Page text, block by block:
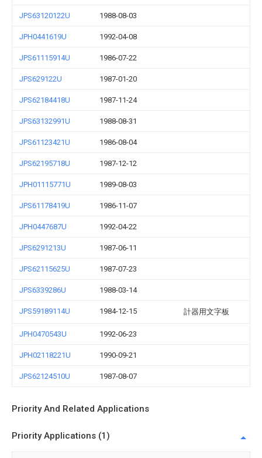
JPS63120122U 1988-08-03
JPH0441619U 1992-04-08
JPS61115914U 1986-07-22
JPS629122U 1987-01-20
JPS62184418U 1987-11-24
JPS63132991U 1988-08-31
JPS61123421U 1986-08-04
JPS62195718U 1987-12-12
JPH01115771U 1989-08-03
JPS61178419U 1986-11-07
JPH0447687U 1992-04-22
JPS6291213U 1987-06-11
JPS62115625U 1987-07-23
JPS6339286U 1988-03-14
JPS59189114U 1984-12-15 計器用文字板
JPH0470543U 1992-06-23
JPH02118221U 1990-09-21
JPS62124510U 1987-08-07
Priority And Related Applications
Priority Applications (1)